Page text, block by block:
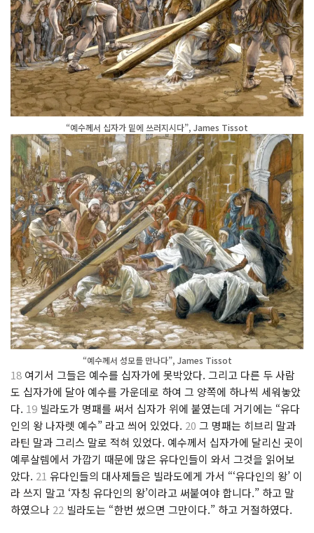
“예수께서 십자가 밑에 쓰러지시다”, James Tissot
“예수께서 성모를 만나다”, James Tissot
18 여기서 그들은 예수를 십자가에 못박았다. 그리고 다른 두 사람
도 십자가에 달아 예수를 가운데로 하여 그 양쪽에 하나씩 세워놓았
다. 19 빌라도가 명패를 써서 십자가 위에 붙였는데 거기에는 “유다
인의 왕 나자렛 예수” 라고 씌어 있었다. 20 그 명패는 히브리 말과
라틴 말과 그리스 말로 적혀 있었다. 예수께서 십자가에 달리신 곳이
예루살렘에서 가깝기 때문에 많은 유다인들이 와서 그것을 읽어보
았다. 21 유다인들의 대사제들은 빌라도에게 가서 “‘유다인의 왕’ 이
라 쓰지 말고 ‘자칭 유다인의 왕’이라고 써붙여야 합니다.” 하고 말
하였으나 22 빌라도는 “한번 썼으면 그만이다.” 하고 거절하였다.